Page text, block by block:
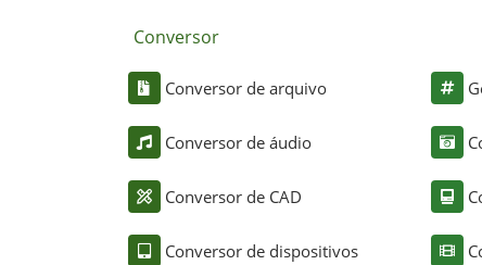
Conversor
Conversor de arquivo
Conversor de áudio
Conversor de CAD
Conversor de dispositivos